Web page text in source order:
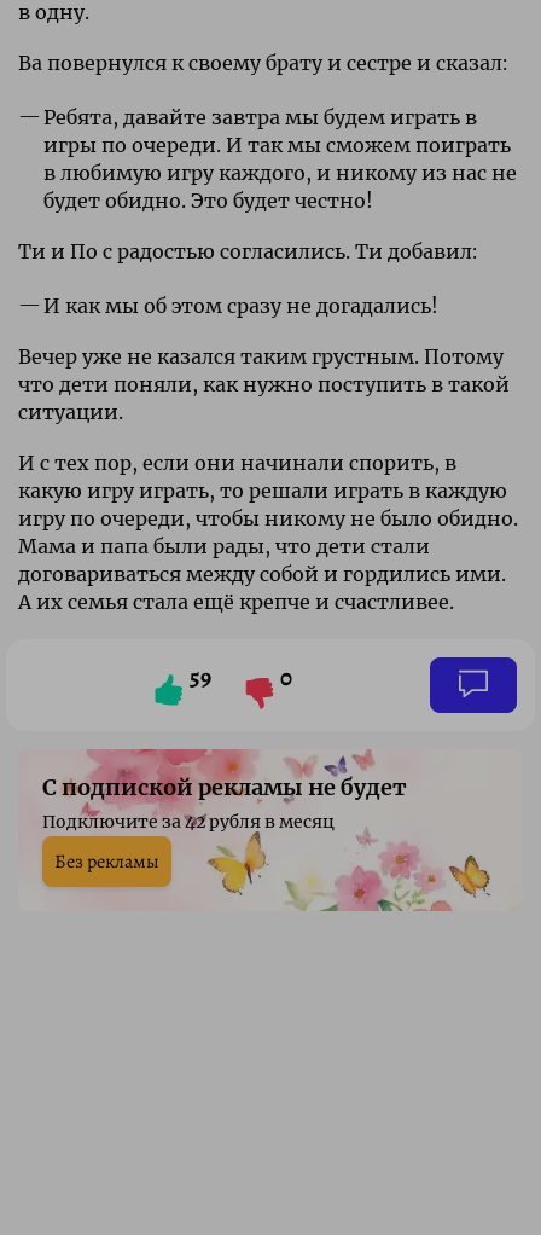
в одну.
Ва повернулся к своему брату и сестре и сказал:
Ребята, давайте завтра мы будем играть в
игры по очереди. И так мы сможем поиграть
в любимую игру каждого, и никому из нас не
будет обидно. Это будет честно!
Ти и По с радостью согласились. Ти добавил:
И как мы об этом сразу не догадались!
Вечер уже не казался таким грустным. Потому
что дети поняли, как нужно поступить в такой
ситуации.
И с тех пор, если они начинали спорить, в
какую игру играть, то решали играть в каждую
игру по очереди, чтобы никому не было обидно.
Мама и папа были рады, что дети стали
договариваться между собой и гордились ими.
А их семья стала ещё крепче и счастливее.
59 0
С подпиской рекламы не будет
Подключите за 42 рубля в месяц
Без рекламы